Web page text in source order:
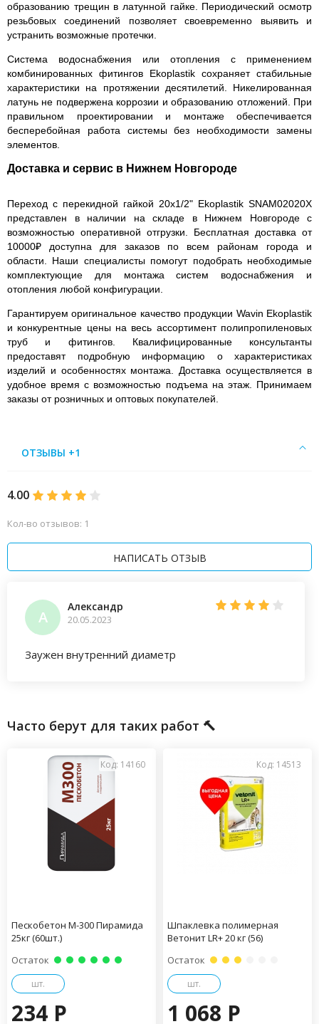
образованию трещин в латунной гайке. Периодический осмотр
резьбовых соединений позволяет своевременно выявить и
устранить возможные протечки.
Система водоснабжения или отопления с применением
комбинированных фитингов Ekoplastik сохраняет стабильные
характеристики на протяжении десятилетий. Никелированная
латунь не подвержена коррозии и образованию отложений. При
правильном проектировании и монтаже обеспечивается
бесперебойная работа системы без необходимости замены
элементов.
Доставка и сервис в Нижнем Новгороде
Переход с перекидной гайкой 20x1/2" Ekoplastik SNAM02020X
представлен в наличии на складе в Нижнем Новгороде с
возможностью оперативной отгрузки. Бесплатная доставка от
10000₽ доступна для заказов по всем районам города и
области. Наши специалисты помогут подобрать необходимые
комплектующие для монтажа систем водоснабжения и
отопления любой конфигурации.
Гарантируем оригинальное качество продукции Wavin Ekoplastik
и конкурентные цены на весь ассортимент полипропиленовых
труб и фитингов. Квалифицированные консультанты
предоставят подробную информацию о характеристиках
изделий и особенностях монтажа. Доставка осуществляется в
удобное время с возможностью подъема на этаж. Принимаем
заказы от розничных и оптовых покупателей.
ОТЗЫВЫ +1
4.00
Кол-во отзывов: 1
НАПИСАТЬ ОТЗЫВ
А
Александр
20.05.2023
Заужен внутренний диаметр
Часто берут для таких работ 🔨
Код: 14160
Пескобетон М-300 Пирамида
25кг (60шт.)
Остаток
шт.
234 P
Код: 14513
Шпаклевка полимерная
Ветонит LR+ 20 кг (56)
Остаток
шт.
1 068 P